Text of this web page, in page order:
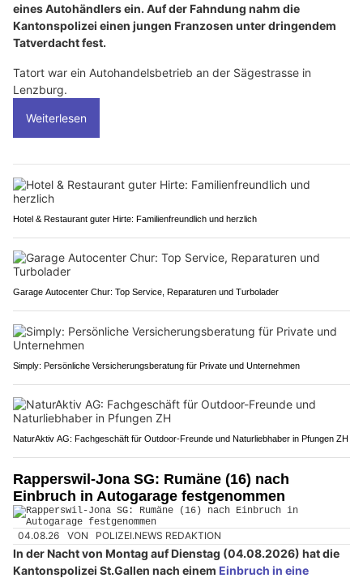
eines Autohändlers ein. Auf der Fahndung nahm die
Kantonspolizei einen jungen Franzosen unter dringendem
Tatverdacht fest.
Tatort war ein Autohandelsbetrieb an der Sägestrasse in
Lenzburg.
Weiterlesen
Hotel & Restaurant guter Hirte: Familienfreundlich und herzlich
Garage Autocenter Chur: Top Service, Reparaturen und Turbolader
Simply: Persönliche Versicherungsberatung für Private und Unternehmen
NaturAktiv AG: Fachgeschäft für Outdoor-Freunde und Naturliebhaber in Pfungen ZH
Rapperswil-Jona SG: Rumäne (16) nach
Einbruch in Autogarage festgenommen
04.08.26 VON POLIZEI.NEWS REDAKTION
In der Nacht von Montag auf Dienstag (04.08.2026) hat die
Kantonspolizei St.Gallen nach einem Einbruch in eine